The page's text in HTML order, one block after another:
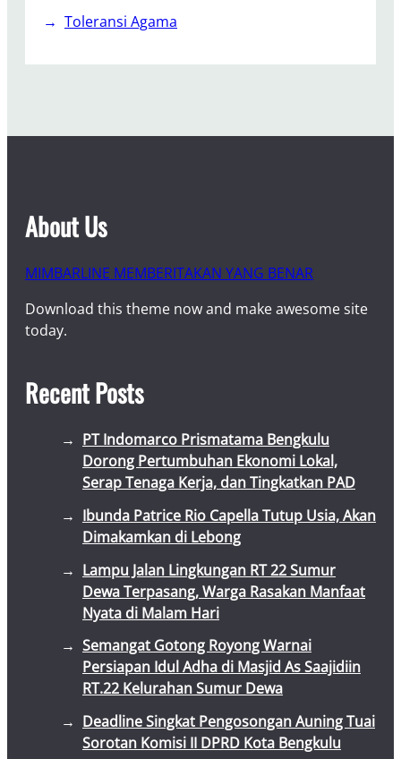
Toleransi Agama
About Us
MIMBARLINE MEMBERITAKAN YANG BENAR
Download this theme now and make awesome site
today.
Recent Posts
PT Indomarco Prismatama Bengkulu
Dorong Pertumbuhan Ekonomi Lokal,
Serap Tenaga Kerja, dan Tingkatkan PAD
Ibunda Patrice Rio Capella Tutup Usia, Akan
Dimakamkan di Lebong
Lampu Jalan Lingkungan RT 22 Sumur
Dewa Terpasang, Warga Rasakan Manfaat
Nyata di Malam Hari
Semangat Gotong Royong Warnai
Persiapan Idul Adha di Masjid As Saajidiin
RT.22 Kelurahan Sumur Dewa
Deadline Singkat Pengosongan Auning Tuai
Sorotan Komisi II DPRD Kota Bengkulu